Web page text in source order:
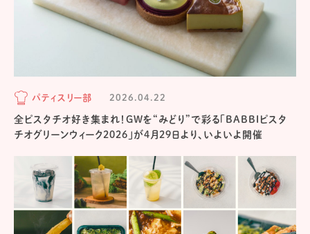
パティスリー部 2026.04.22
全ピスタチオ好き集まれ！GWを“みどり”で彩る「BABBIピスタ
チオグリーンウィーク2026」が4月29日より、いよいよ開催